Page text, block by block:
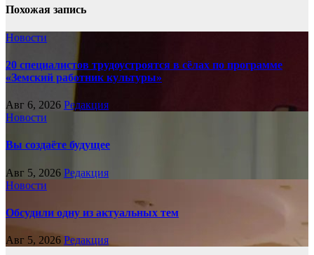
Похожая запись
Новости
20 специалистов трудоустроятся в сёлах по программе
«Земский работник культуры»
Авг 6, 2026 Редакция
Новости
Вы создаёте будущее
Авг 5, 2026 Редакция
Новости
Обсудили одну из актуальных тем
Авг 5, 2026 Редакция